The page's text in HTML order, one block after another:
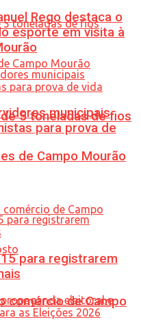
5 toneladas de fios
de Campo Mourão
comércio de Campo
Rego destaca o
esporte em visita à
municipais
para prova de
para registrarem